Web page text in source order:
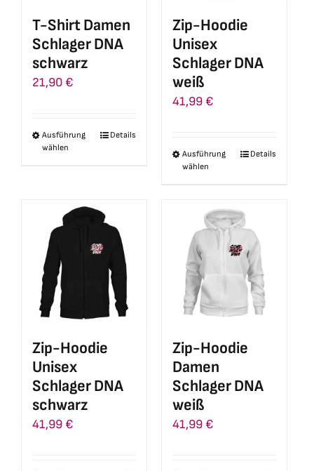
T-Shirt Damen
Schlager DNA
schwarz
21,90 €
Ausführung
wählen
Dieses
Varianten
Die
Optionen
können
auf
Produktseite
werden
Details
Zip-Hoodie
Unisex
Schlager DNA
weiß
41,99 €
Ausführung
wählen
Dieses
mehrere
Varianten
auf.
Die
Optionen
können
der
gewählt
Details
Zip-Hoodie
Unisex
Schlager DNA
schwarz
41,99 €
Zip-Hoodie
Damen
Schlager DNA
weiß
41,99 €